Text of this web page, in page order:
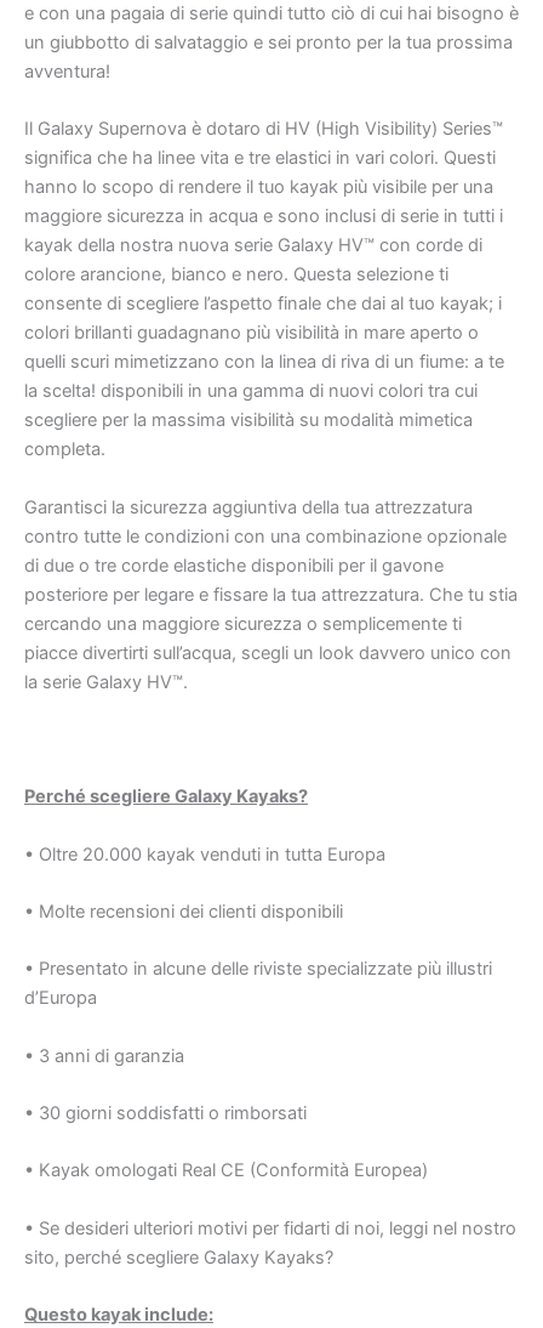
e con una pagaia di serie quindi tutto ciò di cui hai bisogno è
un giubbotto di salvataggio e sei pronto per la tua prossima
avventura!
Il Galaxy Supernova è dotaro di HV (High Visibility) Series™
significa che ha linee vita e tre elastici in vari colori. Questi
hanno lo scopo di rendere il tuo kayak più visibile per una
maggiore sicurezza in acqua e sono inclusi di serie in tutti i
kayak della nostra nuova serie Galaxy HV™ con corde di
colore arancione, bianco e nero. Questa selezione ti
consente di scegliere l’aspetto finale che dai al tuo kayak; i
colori brillanti guadagnano più visibilità in mare aperto o
quelli scuri mimetizzano con la linea di riva di un fiume: a te
la scelta! disponibili in una gamma di nuovi colori tra cui
scegliere per la massima visibilità su modalità mimetica
completa.
Garantisci la sicurezza aggiuntiva della tua attrezzatura
contro tutte le condizioni con una combinazione opzionale
di due o tre corde elastiche disponibili per il gavone
posteriore per legare e fissare la tua attrezzatura. Che tu stia
cercando una maggiore sicurezza o semplicemente ti
piacce divertirti sull’acqua, scegli un look davvero unico con
la serie Galaxy HV™.
Perché scegliere Galaxy Kayaks?
• Oltre 20.000 kayak venduti in tutta Europa
• Molte recensioni dei clienti disponibili
• Presentato in alcune delle riviste specializzate più illustri
d’Europa
• 3 anni di garanzia
• 30 giorni soddisfatti o rimborsati
• Kayak omologati Real CE (Conformità Europea)
• Se desideri ulteriori motivi per fidarti di noi, leggi nel nostro
sito, perché scegliere Galaxy Kayaks?
Questo kayak include: